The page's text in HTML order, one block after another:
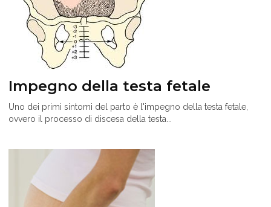
Impegno della testa fetale
Uno dei primi sintomi del parto è l'impegno della testa fetale,
ovvero il processo di discesa della testa...